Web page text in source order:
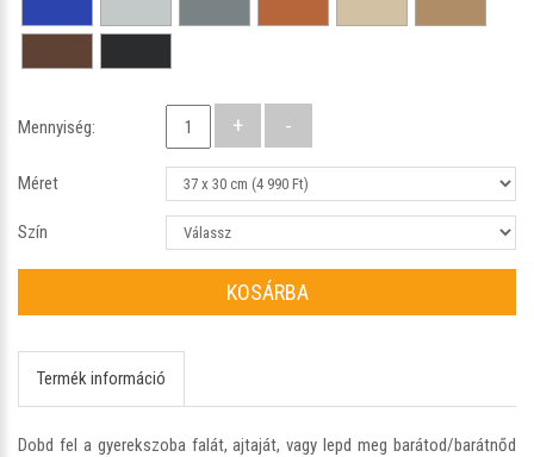
Mennyiség:
Méret
Szín
KOSÁRBA
Termék információ
Dobd fel a gyerekszoba falát, ajtaját, vagy lepd meg barátod/barátnőd